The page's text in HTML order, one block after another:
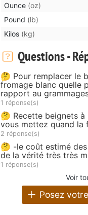
Ounce (oz)
Pound (lb)
Kilos (kg)
Questions -
🤔 Pour remplacer le
fromage blanc quelle
rapport au
1 réponse(s)
🤔 Recette beignets
vous mettez quand la
2 réponse(s)
🤔 -le coût estimé
de la vérité très très
1 réponse(s)
Voir
Posez